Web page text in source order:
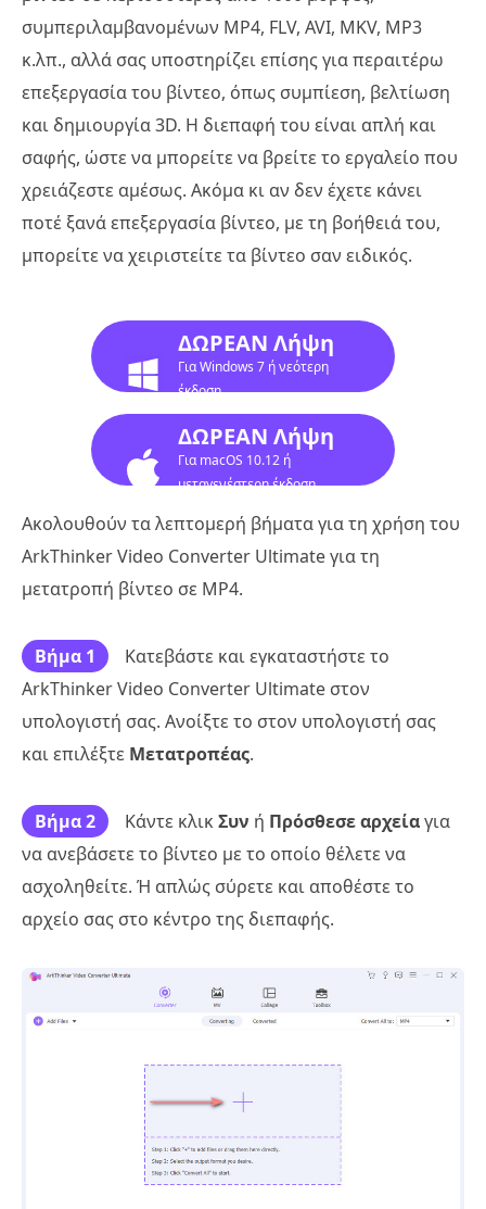
συμπεριλαμβανομένων MP4, FLV, AVI, MKV, MP3
κ.λπ., αλλά σας υποστηρίζει επίσης για περαιτέρω
επεξεργασία του βίντεο, όπως συμπίεση, βελτίωση
και δημιουργία 3D. Η διεπαφή του είναι απλή και
σαφής, ώστε να μπορείτε να βρείτε το εργαλείο που
χρειάζεστε αμέσως. Ακόμα κι αν δεν έχετε κάνει
ποτέ ξανά επεξεργασία βίντεο, με τη βοήθειά του,
μπορείτε να χειριστείτε τα βίντεο σαν ειδικός.
ΔΩΡΕΑΝ Λήψη
Για Windows 7 ή νεότερη
έκδοση
ΔΩΡΕΑΝ Λήψη
Για macOS 10.12 ή
μεταγενέστερη έκδοση
Ακολουθούν τα λεπτομερή βήματα για τη χρήση του
ArkThinker Video Converter Ultimate για τη
μετατροπή βίντεο σε MP4.
Βήμα 1
Κατεβάστε και εγκαταστήστε το
ArkThinker Video Converter Ultimate στον
υπολογιστή σας. Ανοίξτε το στον υπολογιστή σας
και επιλέξτε Μετατροπέας.
Βήμα 2 Κάντε κλικ Συν ή Πρόσθεσε αρχείαγια
να ανεβάσετε το βίντεο με το οποίο θέλετε να
ασχοληθείτε. Ή απλώς σύρετε και αποθέστε το
αρχείο σας στο κέντρο της διεπαφής.